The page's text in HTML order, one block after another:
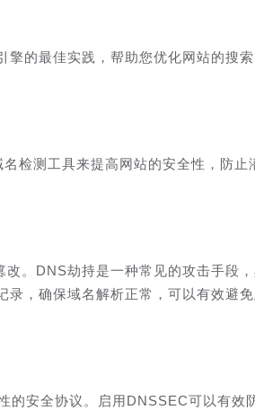
的最佳实践，帮助您优化网站的搜
检测工具来提高网站的安全性，防止
。DNS劫持是一种常见的攻击手段
，确保域名解析正常，可以有效避
的安全协议。启用DNSSEC可以有效